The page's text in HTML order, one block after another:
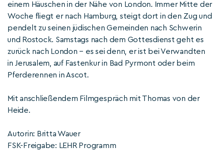
einem Häuschen in der Nähe von London. Immer Mitte der
Woche fliegt er nach Hamburg, steigt dort in den Zug und
pendelt zu seinen jüdischen Gemeinden nach Schwerin
und Rostock. Samstags nach dem Gottesdienst geht es
zurück nach London – es sei denn, er ist bei Verwandten
in Jerusalem, auf Fastenkur in Bad Pyrmont oder beim
Pferderennen in Ascot.
Mit anschließendem Filmgespräch mit Thomas von der
Heide.
Autorin: Britta Wauer
FSK-Freigabe: LEHR Programm